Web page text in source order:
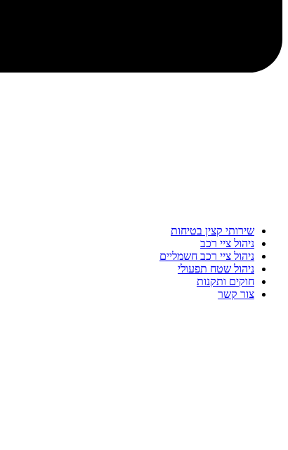
שירותי קצין בטיחות
ניהול ציי רכב
ניהול ציי רכב חשמליים
ניהול שטח תפעולי
חוקים ותקנות
צור קשר